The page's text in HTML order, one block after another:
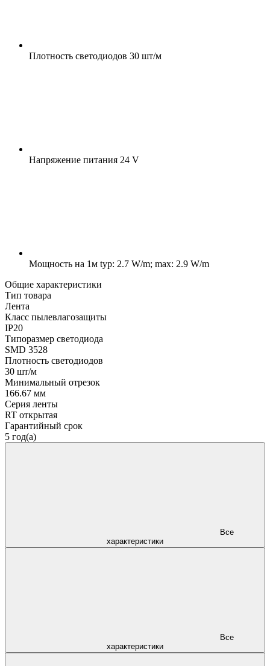
Плотность светодиодов 30 шт/м
Напряжение питания 24 V
Мощность на 1м typ: 2.7 W/m; max: 2.9 W/m
Общие характеристики
Тип товара
Лента
Класс пылевлагозащиты
IP20
Типоразмер светодиода
SMD 3528
Плотность светодиодов
30 шт/м
Минимальный отрезок
166.67 мм
Серия ленты
RT открытая
Гарантийный срок
5 год(а)
характеристики
характеристики